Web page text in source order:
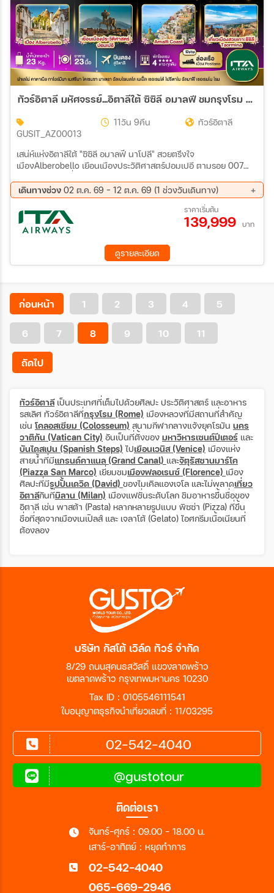
ทัวร์อิตาลี มหัศจรรย์...อิตาลีใต้ ซิซิลี อมาลฟี ชมกรุงโรม 1 วันเต็ม ที่สุดแแห่งเมดิเตอเรเนียน 11วัน 9คืน (AZ)
GUSIT_AZ00013
11วัน 9คืน ทัวร์อิตาลี
เสน่ห์แห่งอิตาลีใต้ "ซิซิลี อมาลฟี นาโปลี" สวยตรึงใจ
เมืองAlberobello เยือนเมืองประวัติศาสตร์ปอมเปอี ตามรอย 007
เดินทางช่วง 02 ต.ค. 69 - 12 ต.ค. 69 (1 ช่วงวันเดินทาง)
ราคาเริ่มต้น
139,999 บาท
ดูรายละเอียด
ก่อนหน้า 1 2 3 4 5
6 7 8 9 10 11
ถัดไป
ทัวร์อิตาลี เป็นประเทศที่เต็มไปด้วยศิลปะ ประวัติศาสตร์ และอาหาร
รสเลิศ ทัวร์อิตาลีที่กรุงโรม (Rome) เมืองหลวงที่มีสถานที่สำคัญ
เช่น โคลอสเซียม (Colosseum) สนามกีฬากลางแจ้งยุคโรมัน นคร
วาติกัน (Vatican City) อันเป็นที่ตั้งของ มหาวิหารเซนต์ปีเตอร์ และ
บันไดสเปน (Spanish Steps) ไปเยือนเวนิส (Venice) เมืองแห่ง
สายน้ำที่มีแกรนด์คาแนล (Grand Canal) และจัตุรัสซานมาร์โค
(Piazza San Marco) เยี่ยมชมเมืองฟลอเรนซ์ (Florence) เมือง
ศิลปะที่มีรูปปั้นเดวิด (David) ของไมเคิลแองเจโล และไม่พลาดเที่ยว
อิตาลีกันที่มิลาน (Milan) เมืองแฟชั่นระดับโลก ชิมอาหารขึ้นชื่อของ
อิตาลี เช่น พาสต้า (Pasta) หลากหลายรูปแบบ พิซซ่า (Pizza) ที่ขึ้น
ชื่อที่สุดจากเมืองเนเปิลส์ และ เจลาโต้ (Gelato) ไอศกรีมเนื้อเนียนที่
ต้องลอง
บริษัท กัสโต้ เวิล์ด ทัวร์ จำกัด
8/29 ถนนสุคนธสวัสดิ์ แขวงลาดพร้าว
เขตลาดพร้าว กรุงเทพมหานคร 10230
Tax ID : 0105546111541
ใบอนุญาตธุรกิจนำเที่ยวเลขที่ : 11/03295
02-542-4040
@gustotour
ติดต่อเรา
จันทร์-ศุกร์ : 09.00 - 18.00 น.
เสาร์-อาทิตย์ : หยุดทำการ
02-542-4040
065-669-2946